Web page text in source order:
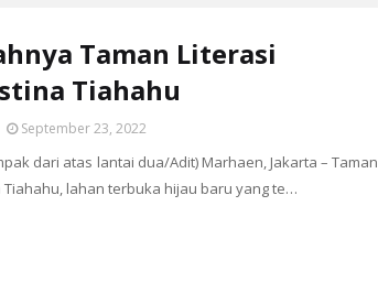
Taman Literasi
Tiahahu
September 23, 2022
dari atas lantai dua/Adit) Marhaen, Jakarta – Taman
Tiahahu, lahan terbuka hijau baru yang te…